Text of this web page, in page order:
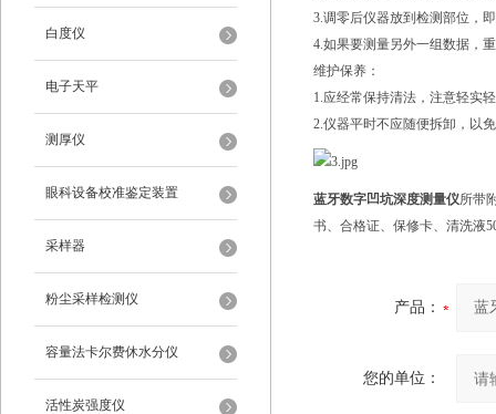
白度仪
电子天平
测厚仪
眼科设备校准鉴定装置
采样器
粉尘采样检测仪
容量法卡尔费休水分仪
活性炭强度仪
3.调零后仪器放到检测部位，
4.如果要测量另外一组数据，
维护保养：
1.应经常保持清法，注意轻实
2.仪器平时不应随便拆卸，以
蓝牙数字凹坑深度测量仪所带
书、合格证、保修卡、清洗液
产品：
您的单位：